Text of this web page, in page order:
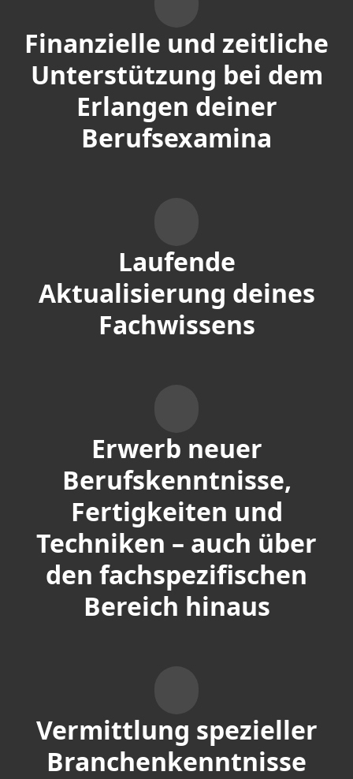
Finanzielle und zeitliche
Unterstützung bei dem
Erlangen deiner
Berufsexamina
Laufende
Aktualisierung deines
Fachwissens
Erwerb neuer
Berufskenntnisse,
Fertigkeiten und
Techniken – auch über
den fachspezifischen
Bereich hinaus
Vermittlung spezieller
Branchenkenntnisse